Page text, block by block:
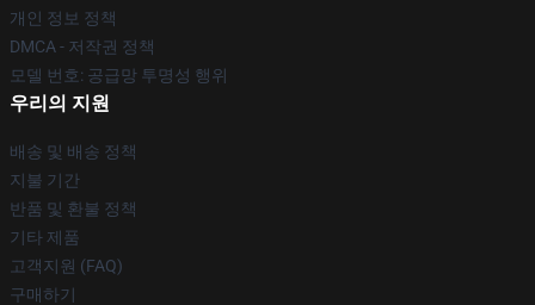
개인 정보 정책
DMCA - 저작권 정책
모델 번호: 공급망 투명성 행위
우리의 지원
배송 및 배송 정책
지불 기간
반품 및 환불 정책
기타 제품
고객지원 (FAQ)
구매하기